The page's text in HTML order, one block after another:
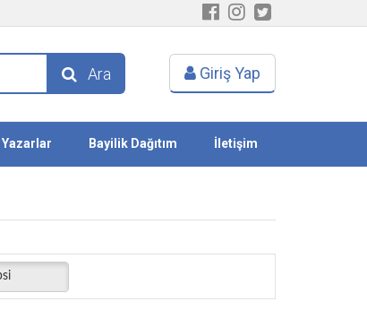
Ara Giriş Yap
Yazarlar Bayilik Dağıtım İletişim